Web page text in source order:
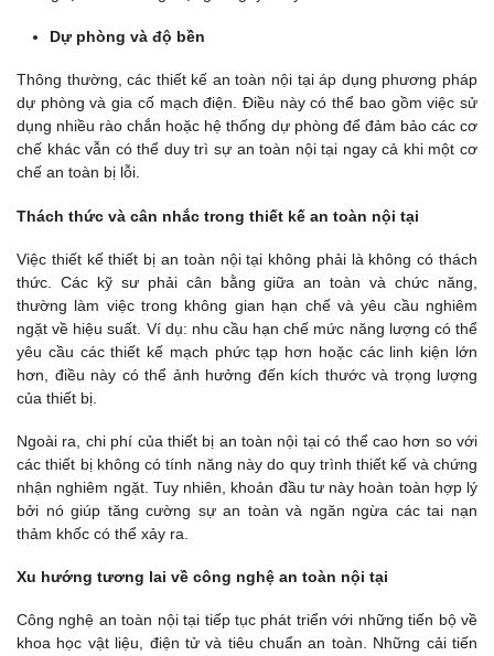
Dự phòng và độ bền
Thông thường, các thiết kế an toàn nội tại áp dụng phương pháp
dự phòng và gia cố mạch điện. Điều này có thể bao gồm việc sử
dụng nhiều rào chắn hoặc hệ thống dự phòng để đảm bảo các cơ
chế khác vẫn có thể duy trì sự an toàn nội tại ngay cả khi một cơ
chế an toàn bị lỗi.
Thách thức và cân nhắc trong thiết kế an toàn nội tại
Việc thiết kế thiết bị an toàn nội tại không phải là không có thách
thức. Các kỹ sư phải cân bằng giữa an toàn và chức năng,
thường làm việc trong không gian hạn chế và yêu cầu nghiêm
ngặt về hiệu suất. Ví dụ: nhu cầu hạn chế mức năng lượng có thể
yêu cầu các thiết kế mạch phức tạp hơn hoặc các linh kiện lớn
hơn, điều này có thể ảnh hưởng đến kích thước và trọng lượng
của thiết bị.
Ngoài ra, chi phí của thiết bị an toàn nội tại có thể cao hơn so với
các thiết bị không có tính năng này do quy trình thiết kế và chứng
nhận nghiêm ngặt. Tuy nhiên, khoản đầu tư này hoàn toàn hợp lý
bởi nó giúp tăng cường sự an toàn và ngăn ngừa các tai nạn
thảm khốc có thể xảy ra.
Xu hướng tương lai về công nghệ an toàn nội tại
Công nghệ an toàn nội tại tiếp tục phát triển với những tiến bộ về
khoa học vật liệu, điện tử và tiêu chuẩn an toàn. Những cải tiến